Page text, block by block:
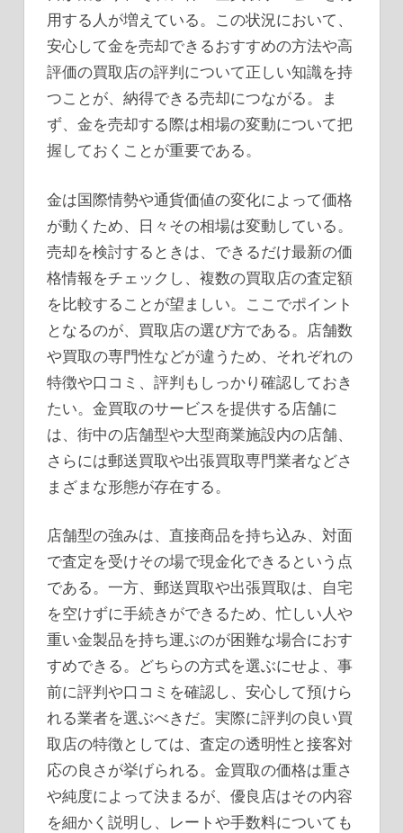
用する人が増えている。この状況において、
安心して金を売却できるおすすめの方法や高
評価の買取店の評判について正しい知識を持
つことが、納得できる売却につながる。ま
ず、金を売却する際は相場の変動について把
握しておくことが重要である。
金は国際情勢や通貨価値の変化によって価格
が動くため、日々その相場は変動している。
売却を検討するときは、できるだけ最新の価
格情報をチェックし、複数の買取店の査定額
を比較することが望ましい。ここでポイント
となるのが、買取店の選び方である。店舗数
や買取の専門性などが違うため、それぞれの
特徴や口コミ、評判もしっかり確認しておき
たい。金買取のサービスを提供する店舗に
は、街中の店舗型や大型商業施設内の店舗、
さらには郵送買取や出張買取専門業者などさ
まざまな形態が存在する。
店舗型の強みは、直接商品を持ち込み、対面
で査定を受けその場で現金化できるという点
である。一方、郵送買取や出張買取は、自宅
を空けずに手続きができるため、忙しい人や
重い金製品を持ち運ぶのが困難な場合におす
すめできる。どちらの方式を選ぶにせよ、事
前に評判や口コミを確認し、安心して預けら
れる業者を選ぶべきだ。実際に評判の良い買
取店の特徴としては、査定の透明性と接客対
応の良さが挙げられる。金買取の価格は重さ
や純度によって決まるが、優良店はその内容
を細かく説明し、レートや手数料についても